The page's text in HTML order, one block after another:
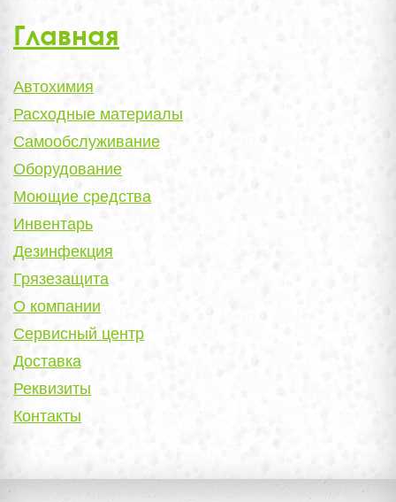
Главная
Автохимия
Расходные материалы
Самообслуживание
Оборудование
Моющие средства
Инвентарь
Дезинфекция
Грязезащита
О компании
Сервисный центр
Доставка
Реквизиты
Контакты